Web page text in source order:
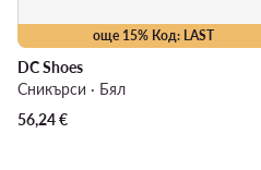
още 15% Код: LAST
DC Shoes
Сникърси · Бял
56,24€